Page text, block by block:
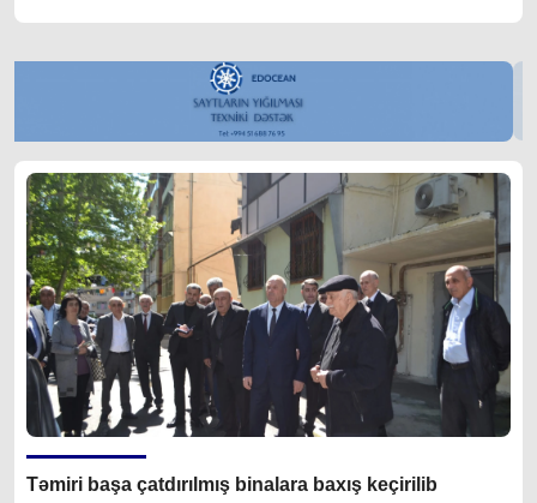
Təmiri başa çatdırılmış binalara baxış keçirilib